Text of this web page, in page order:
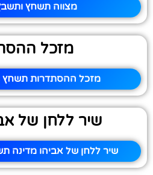
מצווה תשחץ
מזכל
מזכל ההסתדרות תשחץ
שיר ללחן של
שיר ללחן של אביהו מדינה